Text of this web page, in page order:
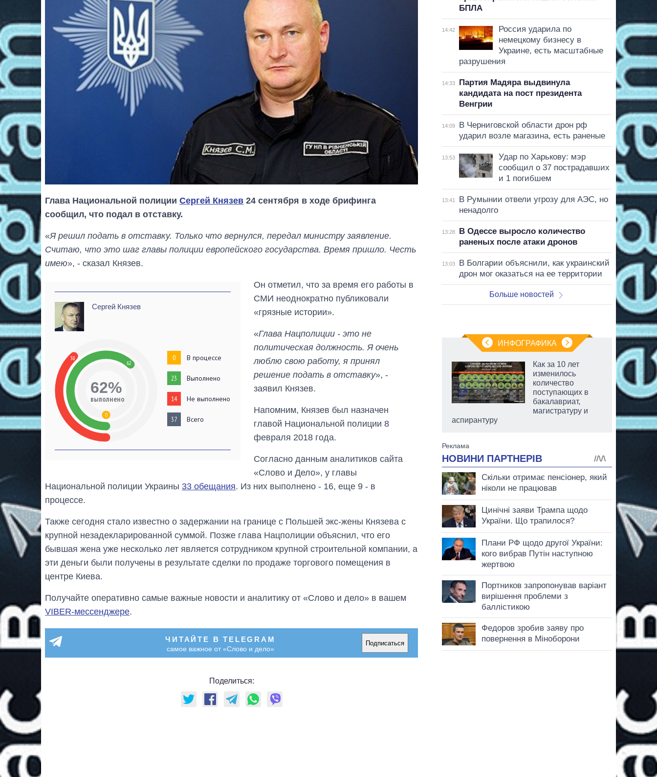
Глава Национальной полиции Сергей Князев 24 сентября в ходе брифинга
сообщил, что подал в отставку.
«Я решил подать в отставку. Только что вернулся, передал министру заявление.
Считаю, что это шаг главы полиции европейского государства. Время пришло. Честь
имею», - сказал Князев.
Сергей Князев
38
62
0
62%
выполнено
0 В процессе
23 Выполнено
14 Не выполнено
37 Всего
Он отметил, что за время его работы в
СМИ неоднократно публиковали
«грязные истории».
«Глава Нацполиции - это не
политическая должность. Я очень
люблю свою работу, я принял
решение подать в отставку», -
заявил Князев.
Напомним, Князев был назначен
главой Национальной полиции 8
февраля 2018 года.
Согласно данным аналитиков сайта
«Слово и Дело», у главы
Национальной полиции Украины 33 обещания. Из них выполнено - 16, еще 9 - в
процессе.
Также сегодня стало известно о задержании на границе с Польшей экс-жены Князева с
крупной незадекларированной суммой. Позже глава Нацполиции объяснил, что его
бывшая жена уже несколько лет является сотрудником крупной строительной компании, а
эти деньги были получены в результате сделки по продаже торгового помещения в
центре Киева.
Получайте оперативно самые важные новости и аналитику от «Слово и дело» в вашем
VIBER-мессенджере.
ЧИТАЙТЕ В TELEGRAM
самое важное от «Слово и дело»
Подписаться
Поделиться:
БПЛА
14:42
Россия ударила по
немецкому бизнесу в
Украине, есть масштабные
разрушения
14:33
Партия Мадяра выдвинула
кандидата на пост президента
Венгрии
14:09
В Черниговской области дрон рф
ударил возле магазина, есть раненые
13:53
Удар по Харькову: мэр
сообщил о 37 пострадавших
и 1 погибшем
13:41
В Румынии отвели угрозу для АЭС, но
ненадолго
13:28
В Одессе выросло количество
раненых после атаки дронов
13:03
В Болгарии объяснили, как украинский
дрон мог оказаться на ее территории
Больше новостей
ИНФОГРАФИКА
Восемь
массированных
главной целью рф
Как за 10 лет
изменилось
количество
поступающих в
бакалавриат,
магистратуру и
аспирантуру